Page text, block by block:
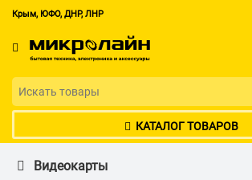
Крым, ЮФО, ДНР, ЛНР
КАТАЛОГ ТОВАРОВ
Видеокарты